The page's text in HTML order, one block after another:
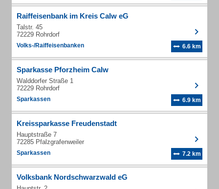
Raiffeisenbank im Kreis Calw eG
Talstr. 45
72229 Rohrdorf
Volks-/Raiffeisenbanken 6.6 km
Sparkasse Pforzheim Calw
Walddorfer Straße 1
72229 Rohrdorf
Sparkassen 6.9 km
Kreissparkasse Freudenstadt
Hauptstraße 7
72285 Pfalzgrafenweiler
Sparkassen 7.2 km
Volksbank Nordschwarzwald eG